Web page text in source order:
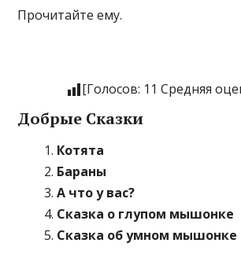
Прочитайте ему.
[Голосов: 11 Средняя
Добрые Сказки
Котята
Бараны
А что у вас?
Сказка о глупом мышонке
Сказка об умном мышонке